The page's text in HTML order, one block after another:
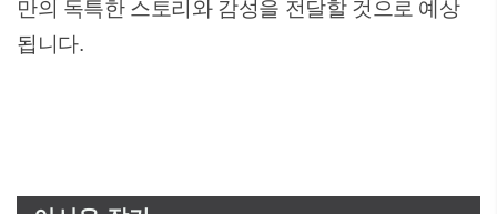
만의 독특한 스토리와 감성을 전달할 것으로 예상
됩니다.